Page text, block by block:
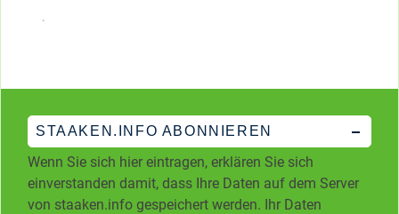
STAAKEN.INFO ABONNIEREN
Wenn Sie sich hier eintragen, erklären Sie sich
einverstanden damit, dass Ihre Daten auf dem Server
von staaken.info gespeichert werden. Ihr Daten